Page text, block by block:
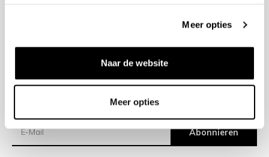
Meer opties
Naar de website
Meer opties
Versand
Abonnieren